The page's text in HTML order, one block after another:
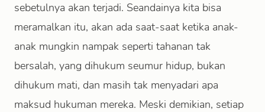
sebetulnya akan terjadi. Seandainya kita bisa
meramalkan itu, akan ada saat-saat ketika anak-
anak mungkin nampak seperti tahanan tak
bersalah, yang dihukum seumur hidup, bukan
dihukum mati, dan masih tak menyadari apa
maksud hukuman mereka. Meski demikian, setiap